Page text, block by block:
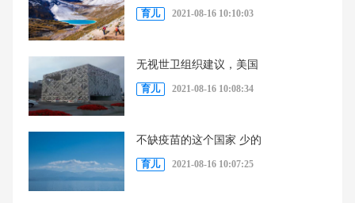
育儿 2021-08-16 10:10:03
无视世卫组织建议，美国
育儿 2021-08-16 10:08:34
不缺疫苗的这个国家 少的
育儿 2021-08-16 10:07:25